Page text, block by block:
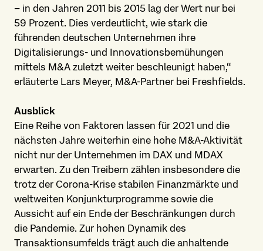
– in den Jahren 2011 bis 2015 lag der Wert nur bei
59 Prozent. Dies verdeutlicht, wie stark die
führenden deutschen Unternehmen ihre
Digitalisierungs- und Innovationsbemühungen
mittels M&A zuletzt weiter beschleunigt haben,“
erläuterte Lars Meyer, M&A-Partner bei Freshfields.
Ausblick
Eine Reihe von Faktoren lassen für 2021 und die
nächsten Jahre weiterhin eine hohe M&A-Aktivität
nicht nur der Unternehmen im DAX und MDAX
erwarten. Zu den Treibern zählen insbesondere die
trotz der Corona-Krise stabilen Finanzmärkte und
weltweiten Konjunkturprogramme sowie die
Aussicht auf ein Ende der Beschränkungen durch
die Pandemie. Zur hohen Dynamik des
Transaktionsumfelds trägt auch die anhaltende